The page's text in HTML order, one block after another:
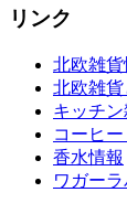
リンク
北欧雑貨
北欧雑
キッチ
コーヒ
香水情報
ワガー